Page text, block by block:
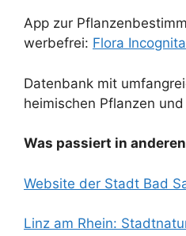
App zur
werbefrei: Flora Incognita
Datenbank mit
heimischen Pflanzen
Was passiert in
Website der Stadt Bad
Linz am Rhein: